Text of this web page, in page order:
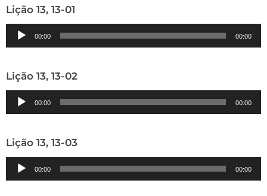
Lição 13, 13-01
Tocador
de
00:00 00:00
Lição 13, 13-02
Tocador
de
00:00 00:00
Lição 13, 13-03
Tocador
de
00:00 00:00